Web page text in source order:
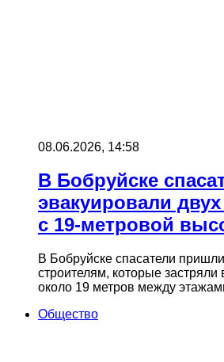
08.06.2026, 14:58
В Бобруйске
эвакуировали
с 19-метровой
В Бобруйске спасатели
строителям, которые
около 19 метров между
Общество